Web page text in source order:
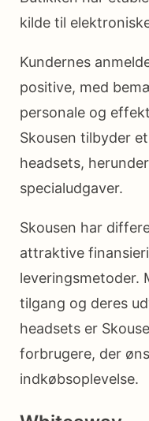
kilde til
Kundernes
positive, med
personale og
Skousen tilbyder
headsets,
specialudgaver.
Skousen har
attraktive
leveringsmetoder.
tilgang og deres
headsets er
forbrugere, der
indkøbsoplevelse.